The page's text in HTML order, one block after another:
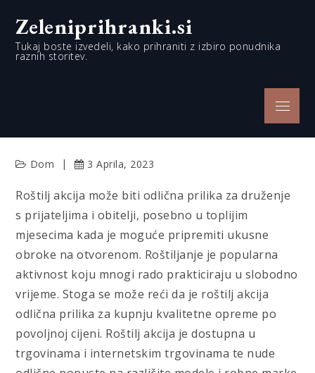
content
Zeleniprihranki.si
Tukaj boste izvedeli, kako prihraniti z izbiro ponudnika
raznih storitev.
Menu
Dom 3 Aprila, 2023
Roštilj akcija može biti odlična prilika za druženje
s prijateljima i obitelji, posebno u toplijim
mjesecima kada je moguće pripremiti ukusne
obroke na otvorenom. Roštiljanje je popularna
aktivnost koju mnogi rado prakticiraju u slobodno
vrijeme. Stoga se može reći da je roštilj akcija
odlična prilika za kupnju kvalitetne opreme po
povoljnoj cijeni. Roštilj akcija je dostupna u
trgovinama i internetskim trgovinama te nude